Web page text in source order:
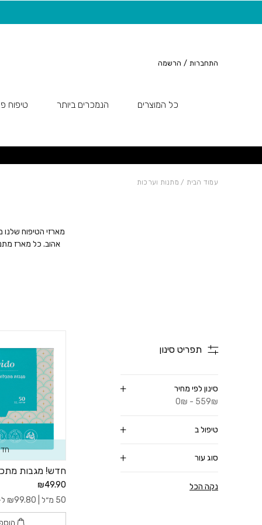
התחברות / הרשמה
כל המוצרים הנמכרים ביותר טיפוח
עמוד הבית / מתנות וערכות
מארזי הטיפוח
אהוב. כל מארז
חגים ומועדים,
תפריט סינון
סינון לפי מחיר
0₪ - 559₪
טיפול ב
סוג עור
נקה הכל
חדש! מגבות
₪49.90
50 מ״ל |
₪99.80 ל-